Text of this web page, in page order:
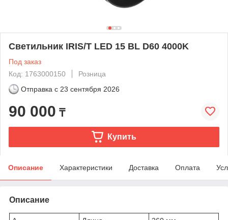
Светильник IRIS/T LED 15 BL D60 4000K
Под заказ
Код: 1763000150
Розница
Отправка с 23 сентября 2026
90 000 ₸
Купить
Описание Характеристики Доставка Оплата
Описание